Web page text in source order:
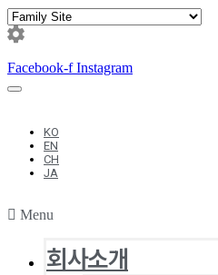
Facebook-f Instagram
KO
EN
CH
JA
Menu
회사소개